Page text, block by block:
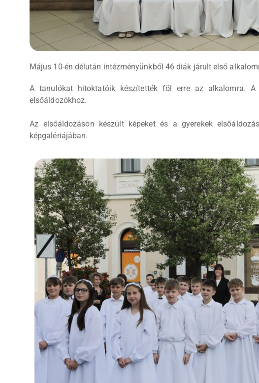
Május 10-én délután intézményünkből 46 diák járult első
A tanulókat hitoktatóik készítették föl erre az alkalomra.
elsőáldozókhoz.
Az elsőáldozáson készült képeket és a gyerekek
képgalériájában.